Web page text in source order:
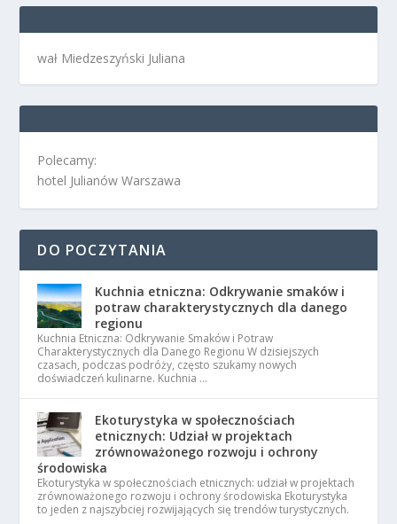
wał Miedzeszyński Juliana
Polecamy:
hotel Julianów Warszawa
DO POCZYTANIA
Kuchnia etniczna: Odkrywanie smaków i
potraw charakterystycznych dla danego
regionu
Kuchnia Etniczna: Odkrywanie Smaków i Potraw
Charakterystycznych dla Danego Regionu W dzisiejszych
czasach, podczas podróży, często szukamy nowych
doświadczeń kulinarne. Kuchnia …
Ekoturystyka w społecznościach
etnicznych: Udział w projektach
zrównoważonego rozwoju i ochrony
środowiska
Ekoturystyka w społecznościach etnicznych: udział w projektach
zrównoważonego rozwoju i ochrony środowiska Ekoturystyka
to jeden z najszybciej rozwijających się trendów turystycznych.